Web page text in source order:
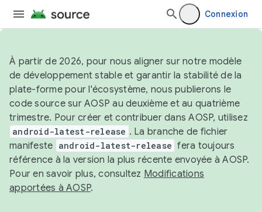
Connexion
À partir de 2026, pour nous aligner sur notre modèle
de développement stable et garantir la stabilité de la
plate-forme pour l'écosystème, nous publierons le
code source sur AOSP au deuxième et au quatrième
trimestre. Pour créer et contribuer dans AOSP, utilisez
android-latest-release . La branche de fichier
manifeste android-latest-release fera toujours
référence à la version la plus récente envoyée à AOSP.
Pour en savoir plus, consultez Modifications
apportées à AOSP.